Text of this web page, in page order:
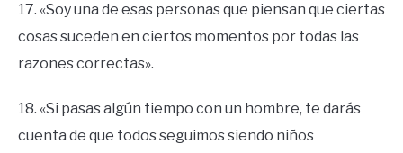
17. «Soy una de esas personas que piensan que ciertas
cosas suceden en ciertos momentos por todas las
razones correctas».
18. «Si pasas algún tiempo con un hombre, te darás
cuenta de que todos seguimos siendo niños